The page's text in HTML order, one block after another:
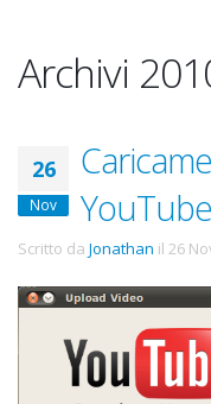
Archivi
26
Nov
Scritto da Jonathan il 26